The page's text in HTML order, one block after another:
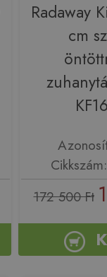
Radaway
cm
172 500 Ft